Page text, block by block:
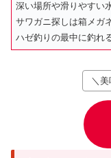
深い場所や滑りやすい
サワガニ探しは箱メガ
ハゼ釣りの最中に釣れ
＼